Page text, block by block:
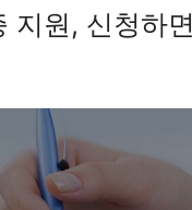
지원, 신청하